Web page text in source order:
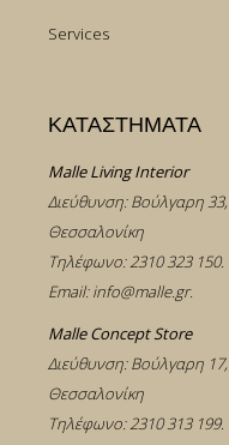
Services
ΚΑΤΑΣΤΗΜΑΤΑ
Malle Living Interior
Διεύθυνση: Βούλγαρη 33,
Θεσσαλονίκη
Τηλέφωνο:2310 323 150.
Email:info@malle.gr.
Malle Concept Store
Διεύθυνση: Βούλγαρη 17,
Θεσσαλονίκη
Τηλέφωνο:2310 313 199.